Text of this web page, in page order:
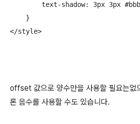
text-shadow: 3px 3px
    }
</style>
offset 값으로 양수만을 사용할 필요는없
론 음수를 사용할 수도 있습니다.